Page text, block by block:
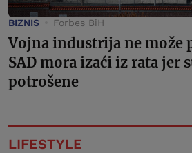
BIZNIS Forbes BiH
Vojna industrija ne može
SAD mora izaći iz rata jer
potrošene
LIFESTYLE